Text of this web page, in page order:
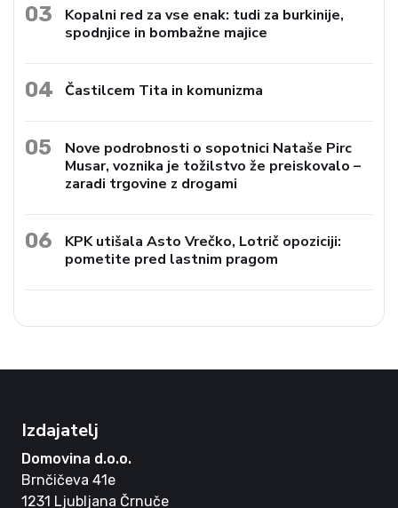
03
Kopalni red za vse enak: tudi za burkinije,
spodnjice in bombažne majice
04 Častilcem Tita in komunizma
05
Nove podrobnosti o sopotnici Nataše Pirc
Musar, voznika je tožilstvo že preiskovalo –
zaradi trgovine z drogami
06
KPK utišala Asto Vrečko, Lotrič opoziciji:
pometite pred lastnim pragom
Izdajatelj
Domovina d.o.o.
Brnčičeva 41e
1231 Ljubljana Črnuče